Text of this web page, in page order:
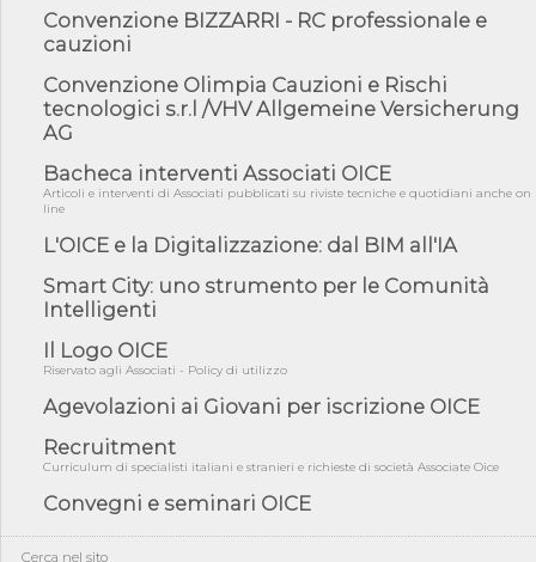
06/08/26 - DDL delegazione europea in Cdm per recepimento
norme UE in m...
05/08/26 - DL Infrastrutture e PNRR è legge: approvata oggi la
fiducia...
05/08/26 - Focus OICE sul DDL di riforma della responsabilità
amminist...
05/08/26 - Anac: pubblicata la Relazione illustrativa al Bando tipo
2 s...
05/08/26 - SAVE THE DATE: Assemblea Pubblica Confindustria
05/08/26 - Successo OICE per il bando della Città metropolitana
di Reg...
05/08/26 - Lettera OICE per il bando della Giunta Regionale della
Campa...
04/08/26 - DL PA: previste cancellazioni da elenchi professionisti
04/08/26 - International Sustainable Buildings Competition -
04/08/26 - CdS, project financing: progetto di fattibilità da
Convenzione BIZZARRI - RC professionale e
cauzioni
Convenzione Olimpia Cauzioni e Rischi
tecnologici s.r.l /VHV Allgemeine Versicherung
AG
Bacheca interventi Associati OICE
Articoli e interventi di Associati pubblicati su riviste tecniche e quotidiani anche on
line
L'OICE e la Digitalizzazione: dal BIM all'IA
Smart City: uno strumento per le Comunità
Intelligenti
Il Logo OICE
Riservato agli Associati - Policy di utilizzo
Agevolazioni ai Giovani per iscrizione OICE
Recruitment
Curriculum di specialisti italiani e stranieri e richieste di società Associate Oice
Convegni e seminari OICE
Cerca nel sito